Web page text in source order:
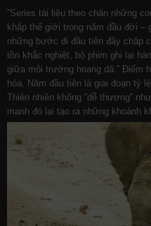
‟Series tài liệu theo chân những
khắp thế giới trong năm đầu đời
những bước đi đầu tiên đầy chập
tồn khắc nghiệt, bộ phim ghi lại
giữa môi trường hoang dã.‟ Điểm
hóa. Năm đầu tiên là giai đoạn tỷ
Thiên nhiên không ‟dễ thương‟
manh đó lại tạo ra những khoảnh